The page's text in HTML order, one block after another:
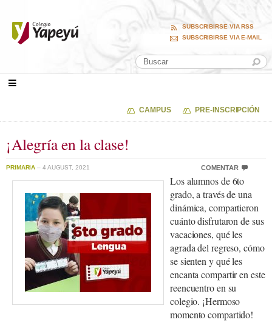
SUBSCRIBIRSE VIA RSS
SUBSCRIBIRSE VIA E-MAIL
CAMPUS PRE-INSCRIPCIÓN
¡Alegría en la clase!
PRIMARIA – 4 AUGUST, 2021 COMENTAR
Los alumnos de 6to
grado, a través de una
dinámica, compartieron
cuánto disfrutaron de sus
vacaciones, qué les
agrada del regreso, cómo
se sienten y qué les
encanta compartir en este
reencuentro en su
colegio. ¡Hermoso
momento compartido!